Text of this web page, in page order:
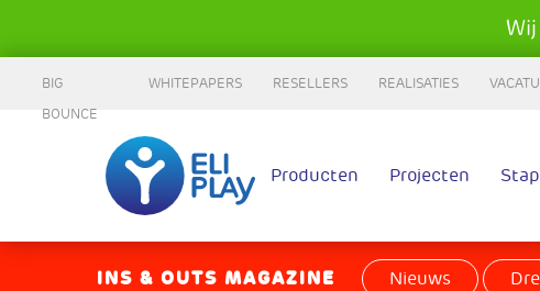
BIG
BOUNCE
WHITEPAPERS RESELLERS REALISATIES
Producten Projecten
INS & OUTS MAGAZINE Nieuws